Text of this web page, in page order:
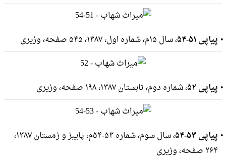
پیاپی ۵۱-۵۴ ، سال ۱۵م، شماره اول، ۱۳۸۷، ۵۴۵ صفحه، وزيرى
پیاپی ۵۲ ، شماره دوم، تابستان ۱۳۸۷، ۱۹۸ صفحه، وزيرى
پیاپی ۵۳-۵۴
، سال سوم، شماره ۵۳-۵۴م، پاییز و زمستان ۱۳۸۷،
۲۶۴ صفحه، وزيرى